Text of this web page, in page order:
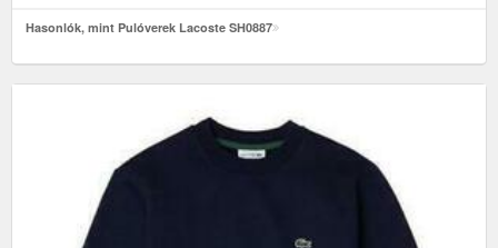
Hasonlók, mint Pulóverek Lacoste SH0887